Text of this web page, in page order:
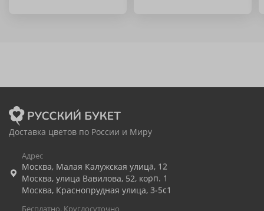
Доставка цветов по России и Миру
Адрес
Москва, Малая Калужская улица, 12
Москва, улица Вавилова, 52, корп. 1
Москва, Краснопрудная улица, 3-5с1
Бесплатно. Круглосуточно